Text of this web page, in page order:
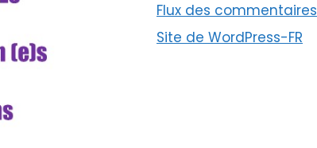
Flux des commentaires
Site de WordPress-FR